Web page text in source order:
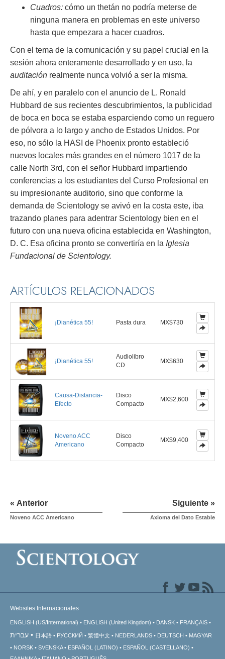
Cuadros: cómo un thetán no podría meterse de
ninguna manera en problemas en este universo
hasta que empezara a hacer cuadros.
Con el tema de la comunicación y su papel crucial en la
sesión ahora enteramente desarrollado y en uso, la
auditación realmente nunca volvió a ser la misma.
De ahí, y en paralelo con el anuncio de L. Ronald
Hubbard de sus recientes descubrimientos, la publicidad
de boca en boca se estaba esparciendo como un reguero
de pólvora a lo largo y ancho de Estados Unidos. Por
eso, no sólo la HASI de Phoenix pronto estableció
nuevos locales más grandes en el número 1017 de la
calle North 3rd, con el señor Hubbard impartiendo
conferencias a los estudiantes del Curso Profesional en
su impresionante auditorio, sino que conforme la
demanda de Scientology se avivó en la costa este, iba
trazando planes para adentrar Scientology bien en el
futuro con una nueva oficina establecida en Washington,
D. C. Esa oficina pronto se convertiría en la Iglesia
Fundacional de Scientology.
ARTÍCULOS RELACIONADOS
¡Dianética 55! Pasta dura MX$730
¡Dianética 55!
Audiolibro
CD
MX$630
Causa-Distancia-
Efecto
Disco
Compacto
MX$2,600
Noveno ACC
Americano
Disco
Compacto
MX$9,400
« Anterior
Noveno ACC Americano
Siguiente »
Axioma del Dato Estable
Websites Internacionales
ENGLISH (US/International) ENGLISH (United Kingdom) DANSK FRANÇAIS
עברית 日本語 РУССКИЙ 繁體中文 NEDERLANDS DEUTSCH
MAGYAR
NORSK
SVENSKA ESPAÑOL (LATINO)
ESPAÑOL (CASTELLANO)